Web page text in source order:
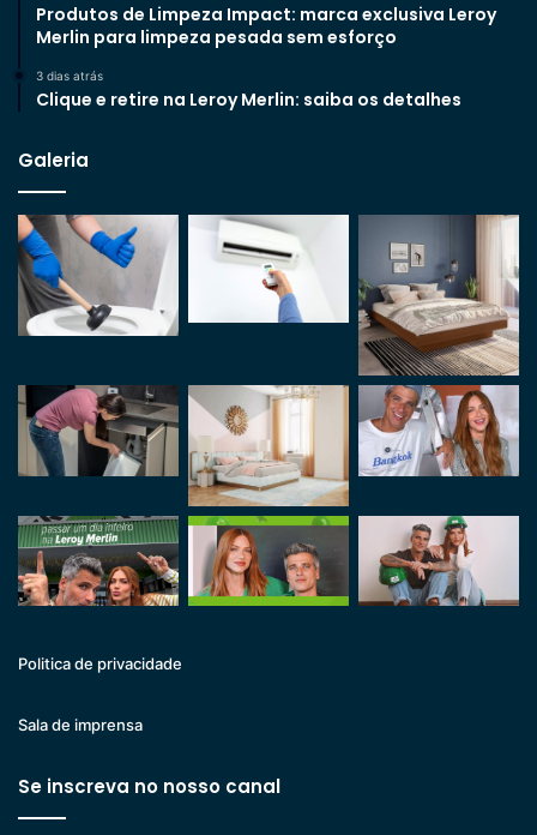
Produtos de Limpeza Impact: marca exclusiva Leroy
Merlin para limpeza pesada sem esforço
3 dias atrás
Clique e retire na Leroy Merlin: saiba os detalhes
Galeria
Politica de privacidade
Sala de imprensa
Se inscreva no nosso canal